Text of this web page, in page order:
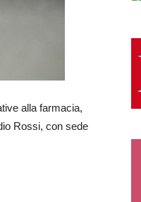
alla farmacia,
Rossi, con sede